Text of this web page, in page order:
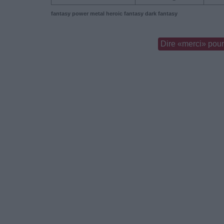
fantasy power metal heroic fantasy dark fantasy
Dire «merci»